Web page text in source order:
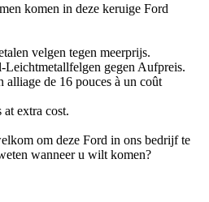
komen in deze keruige Ford
velgen tegen meerprijs.
gegen Aufpreis.
alliage de 16 pouces à un coût
extra cost.
om deze Ford in ons bedrijf te
wanneer u wilt komen?